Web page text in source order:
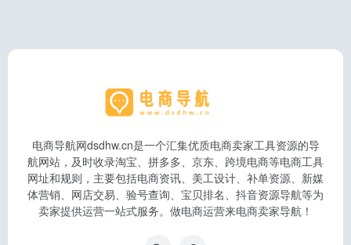
电商导航网dsdhw.cn是一个汇集优质电商卖家工具资源的导
航网站，及时收录淘宝、拼多多、京东、跨境电商等电商工具
网址和规则，主要包括电商资讯、美工设计、补单资源、新媒
体营销、网店交易、验号查询、宝贝排名、抖音资源导航等为
卖家提供运营一站式服务。做电商运营来电商卖家导航！